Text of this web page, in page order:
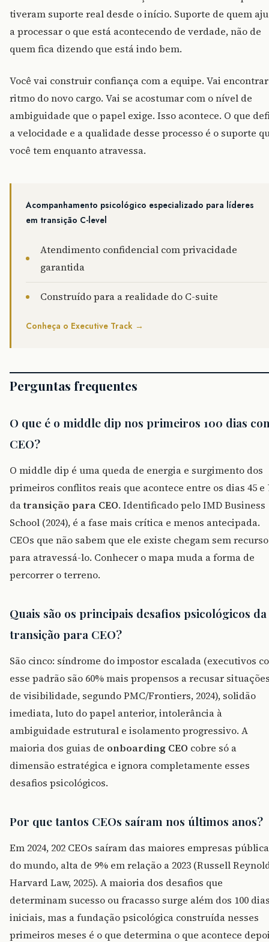
tiveram suporte real desde o início. Suporte de quem
a processar o que está acontecendo de verdade, não de
quem fica dizendo que está indo bem.
Você vai construir confiança com a equipe. Vai
ritmo do novo cargo. Vai se acostumar com o nível de
ambiguidade que o papel exige. Isso acontece. O que
a velocidade e a qualidade desse processo é o suporte
você tem enquanto atravessa.
Acompanhamento psicológico especializado para líderes
em transição C-level
Atendimento confidencial com privacidade
garantida
Construído para a realidade do C-suite
Conheça o Executive Track →
Perguntas frequentes
O que é o middle dip nos primeiros 100 dias
CEO?
O middle dip é uma queda de energia e surgimento dos
primeiros conflitos reais que acontece entre os dias 45 e
datransição para CEO. Identificado pelo IMD Business
School (2024), é a fase mais crítica e menos antecipada.
CEOs que não sabem que ele existe chegam sem
para atravessá-lo. Conhecer o mapa muda a forma de
percorrer o terreno.
Quais são os principais desafios psicológicos da
transição para CEO?
São cinco: síndrome do impostor escalada (executivos
esse padrão são 60% mais propensos a recusar
de visibilidade, segundo PMC/Frontiers, 2024), solidão
imediata, luto do papel anterior, intolerância à
ambiguidade estrutural e isolamento progressivo. A
maioria dos guias de onboarding CEO cobre só a
dimensão estratégica e ignora completamente esses
desafios psicológicos.
Por que tantos CEOs saíram nos últimos anos?
Em 2024, 202 CEOs saíram das maiores empresas
do mundo, alta de 9% em relação a 2023 (Russell
Harvard Law, 2025). A maioria dos desafios que
determinam sucesso ou fracasso surge além dos 100
iniciais, mas a fundação psicológica construída nesses
primeiros meses é o que determina o que acontece